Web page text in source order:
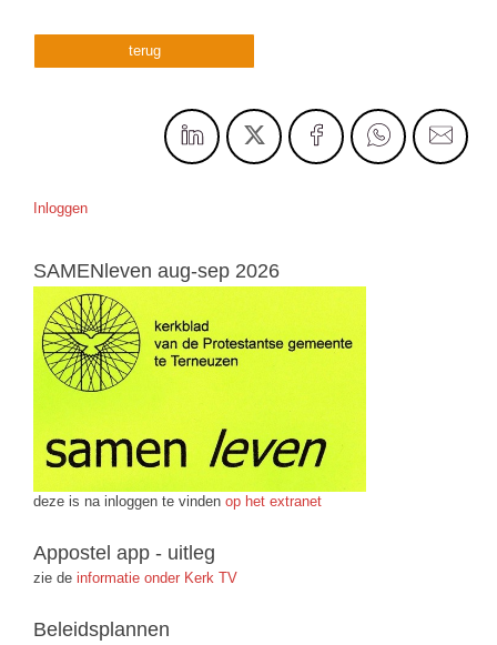
terug
Inloggen
SAMENleven aug-sep 2026
deze is na inloggen te vinden op het extranet
Appostel app - uitleg
zie de informatie onder Kerk TV
Beleidsplannen